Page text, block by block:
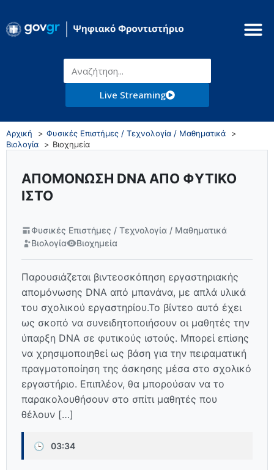
Live Streaming
Αρχική
Φυσικές Επιστήμες / Τεχνολογία / Μαθηματικά
Βιολογία
Βιοχημεία
ΑΠΟΜΟΝΩΣΗ DNA ΑΠΟ ΦΥΤΙΚΟ
ΙΣΤΟ
Φυσικές Επιστήμες / Τεχνολογία / Μαθηματικά
Βιολογία
Βιοχημεία
Παρουσιάζεται βιντεοσκόπηση εργαστηριακής
απομόνωσης DNA από μπανάνα, με απλά υλικά
του σχολικού εργαστηρίου.Το βίντεο αυτό έχει
ως σκοπό να συνειδητοποιήσουν οι μαθητές την
ύπαρξη DNA σε φυτικούς ιστούς. Μπορεί επίσης
να χρησιμοποιηθεί ως βάση για την πειραματική
πραγματοποίηση της άσκησης μέσα στο σχολικό
εργαστήριο. Επιπλέον, θα μπορούσαν να το
παρακολουθήσουν στο σπίτι μαθητές που
θέλουν […]
🕒 03:34